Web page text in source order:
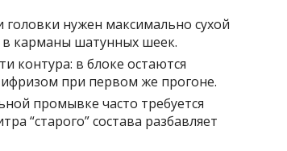
нужен максимально сухой
карманы шатунных шеек.
контура: в блоке остаются
при первом же прогоне.
промывке часто требуется
“старого” состава разбавляет